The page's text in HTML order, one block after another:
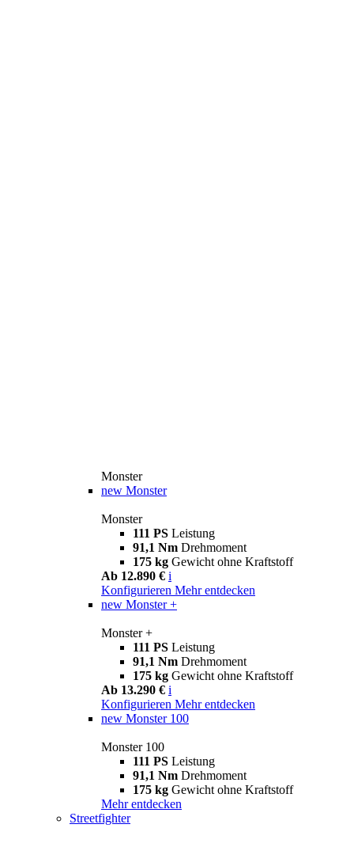
Monster
new Monster
Monster
111 PS Leistung
91,1 Nm Drehmoment
175 kg Gewicht ohne Kraftstoff
Ab 12.890 € i
Konfigurieren Mehr entdecken
new Monster +
Monster +
111 PS Leistung
91,1 Nm Drehmoment
175 kg Gewicht ohne Kraftstoff
Ab 13.290 € i
Konfigurieren Mehr entdecken
new Monster 100
Monster 100
111 PS Leistung
91,1 Nm Drehmoment
175 kg Gewicht ohne Kraftstoff
Mehr entdecken
Streetfighter